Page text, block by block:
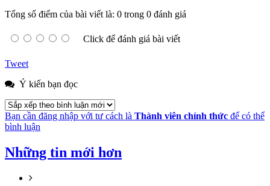
Tổng số điểm của bài viết là: 0 trong 0 đánh giá
Click để đánh giá bài viết
Tweet
Ý kiến bạn đọc
Bạn cần đăng nhập với tư cách là Thành viên chính thức để có thể
bình luận
Những tin mới hơn